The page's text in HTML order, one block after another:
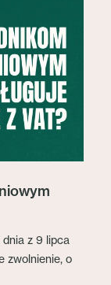
z 9 lipca
zwolnienie, o